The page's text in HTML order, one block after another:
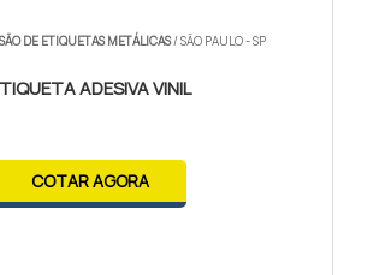
DE ETIQUETAS METÁLICAS/ SÃO PAULO - SP
ADESIVA VINIL
COTAR AGORA